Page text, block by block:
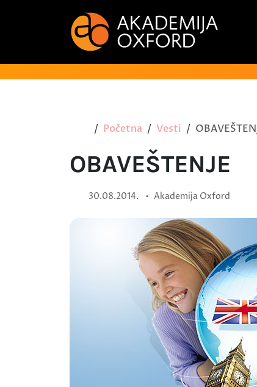
Početna Vesti
OBAVEŠTENJE
30.08.2014. • Akademija Oxford